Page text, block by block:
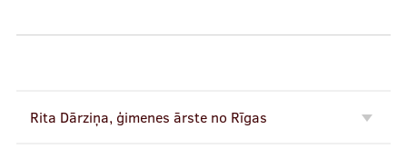
Rita Dārziņa, ģimenes ārste no Rīgas